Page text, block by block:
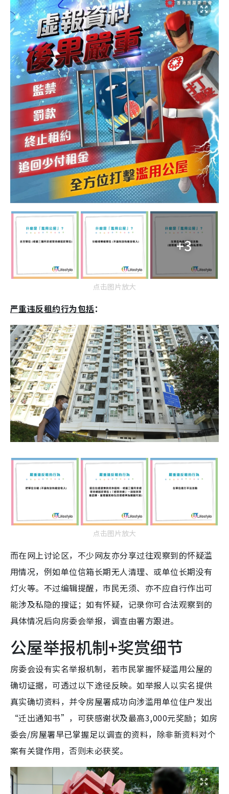
+3
点击图片放大
严重违反租约行为包括：
点击图片放大
而在网上讨论区，不少网友亦分享过往观察到的怀疑滥
用情况，例如单位信箱长期无人清理、或单位长期没有
灯火等。不过编辑提醒，市民无须、亦不应自行作出可
能涉及私隐的搜证；如有怀疑，记录你可合法观察到的
具体情况后向房委会举报，调查由署方跟进。
公屋举报机制+奖赏细节
房委会设有实名举报机制，若市民掌握怀疑滥用公屋的
确切证据，可透过以下途径反映。如举报人以实名提供
真实确切资料，并令房屋署成功向涉滥用单位住户发出
“迁出通知书”，可获感谢状及最高3,000元奖励；如房
委会/房屋署早已掌握足以调查的资料，除非新资料对个
案有关键作用，否则未必获奖。